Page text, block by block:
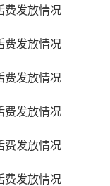
费发放情况
费发放情况
费发放情况
费发放情况
费发放情况
费发放情况